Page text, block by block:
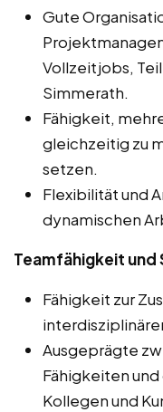
Gute
Vollzeitjobs,
Simmerath.
Fähigkeit,
gleichzeitig zu
setzen.
Flexibilität und
dynamischen
Teamfähigkeit
Fähigkeit zur
Ausgeprägte
Fähigkeiten
Kollegen und